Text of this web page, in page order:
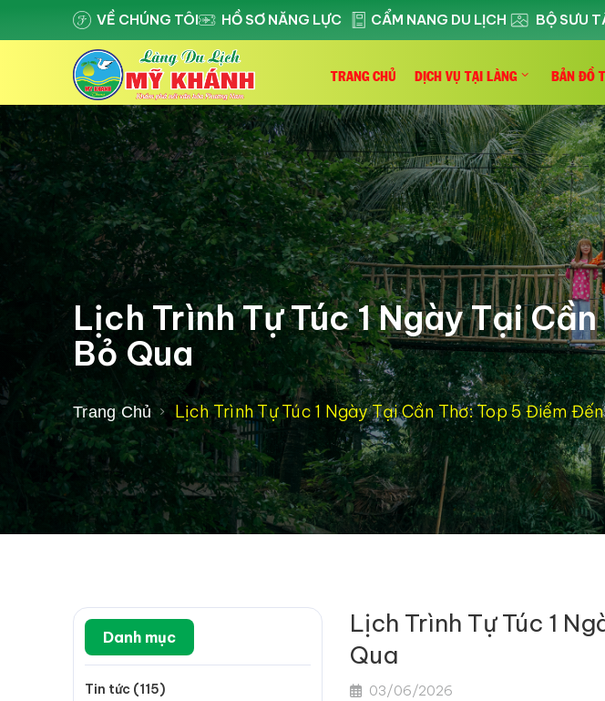
VỀ CHÚNG TÔI HỒ SƠ NĂNG LỰC CẨM NANG DU LỊCH BỘ SƯU
TRANG CHỦ DỊCH VỤ TẠI LÀNG BẢN ĐỒ
Lịch Trình Tự Túc 1 Ngày Tại
Bỏ Qua
Trang Chủ Lịch Trình Tự Túc 1 Ngày Tại Cần Thơ: Top 5 Điểm
Lịch Trình Tự Túc 1
Qua
03/06/2026
Danh mục
Tin tức (115)